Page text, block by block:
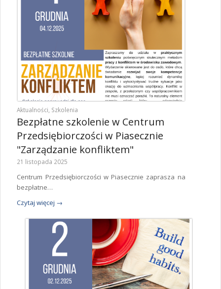
Aktualności Szkolenia
Bezpłatne szkolenie w Centrum
Przedsiębiorczości w Piasecznie
"Zarządzanie konfliktem"
21 listopada 2025
Centrum Przedsiębiorczości w Piasecznie zaprasza na
bezpłatne…
Czytaj więcej →